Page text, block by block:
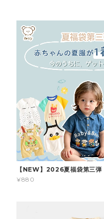
【NEW】2026夏福袋第三弾
¥880